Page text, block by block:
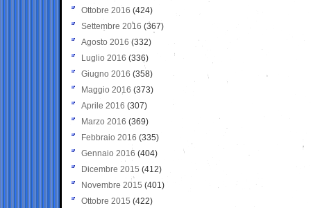
Ottobre 2016 (424)
Settembre 2016 (367)
Agosto 2016 (332)
Luglio 2016 (336)
Giugno 2016 (358)
Maggio 2016 (373)
Aprile 2016 (307)
Marzo 2016 (369)
Febbraio 2016 (335)
Gennaio 2016 (404)
Dicembre 2015 (412)
Novembre 2015 (401)
Ottobre 2015 (422)